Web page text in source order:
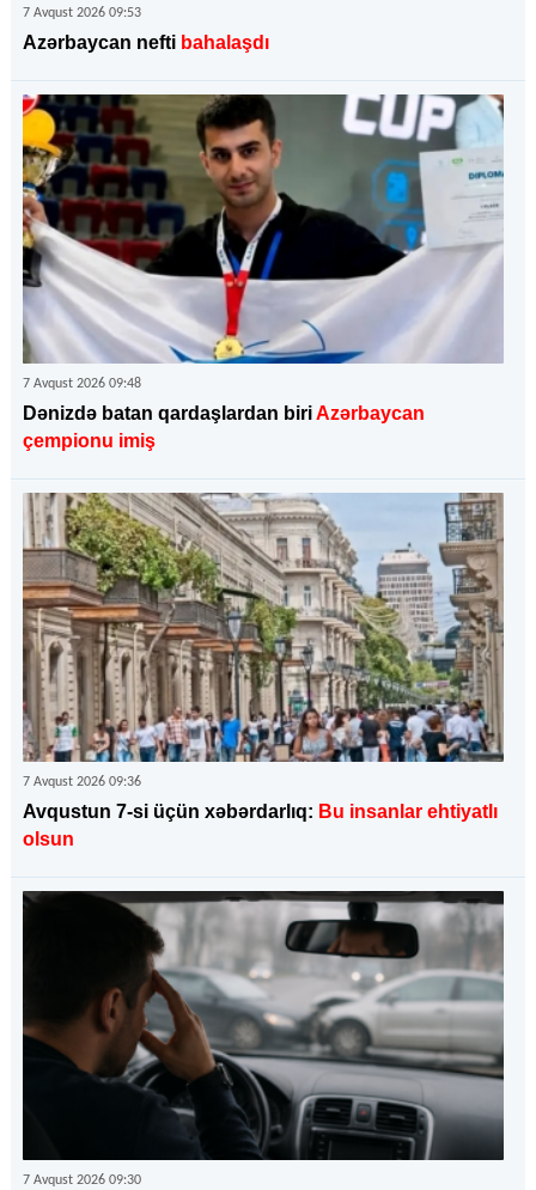
7 Avqust 2026 09:53
Azərbaycan nefti bahalaşdı
7 Avqust 2026 09:48
Dənizdə batan qardaşlardan biriAzərbaycan
çempionu imiş
7 Avqust 2026 09:36
Avqustun 7-si üçün xəbərdarlıq: Bu insanlar ehtiyatlı
olsun
7 Avqust 2026 09:30